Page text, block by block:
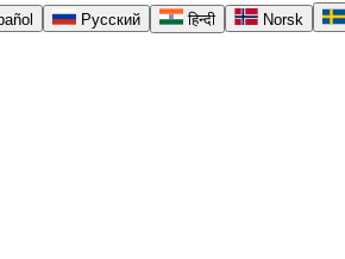
Русский हिन्दी Norsk